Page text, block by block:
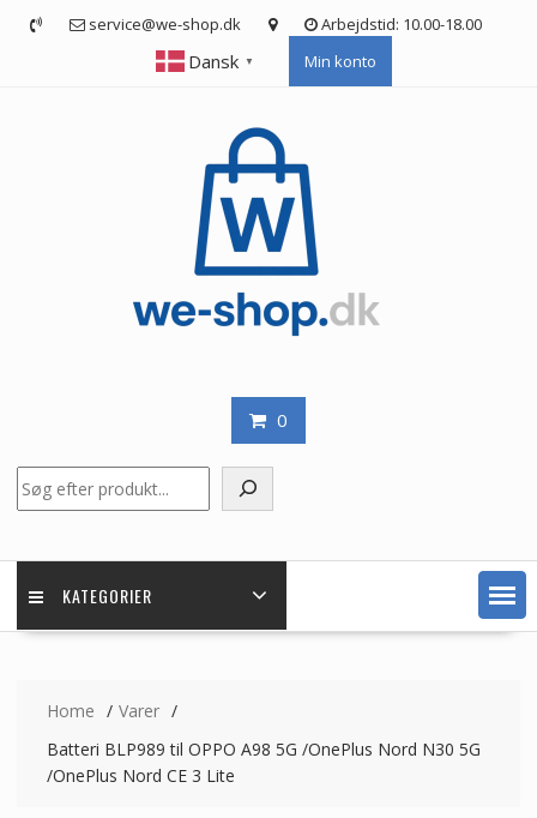
service@we-shop.dk Arbejdstid: 10.00-18.00
Dansk ▼ Min konto
0
KATEGORIER
Home
Varer
Batteri BLP989 til OPPO A98 5G /OnePlus Nord N30 5G
/OnePlus Nord CE 3 Lite